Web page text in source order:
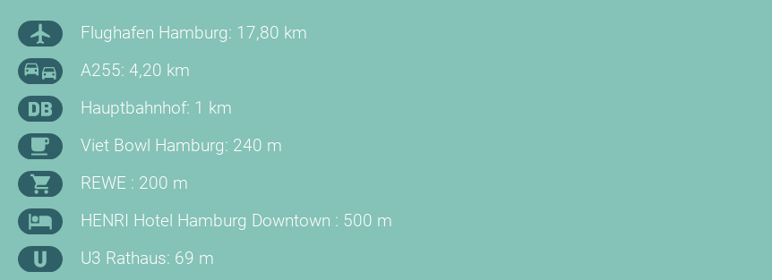
Flughafen Hamburg: 17,80 km
A255: 4,20 km
Hauptbahnhof: 1 km
Viet Bowl Hamburg: 240 m
REWE : 200 m
HENRI Hotel Hamburg Downtown : 500 m
U3 Rathaus: 69 m